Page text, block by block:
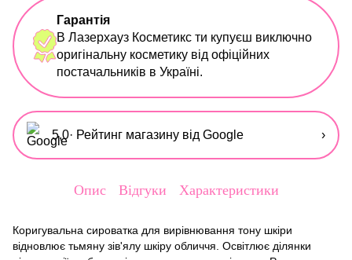
Гарантія
В Лазерхауз Косметикс ти купуєш виключно
оригінальну косметику від офіційних
постачальників в Україні.
5,0· Рейтинг магазину від Google ›
Опис Відгуки Характеристики
Коригувальна сироватка для вирівнювання тону шкіри
відновлює тьмяну зів'ялу шкіру обличчя. Освітлює ділянки